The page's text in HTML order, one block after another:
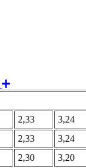
Expand
2,33
3,24
2,33
3,24
2,30
3,20